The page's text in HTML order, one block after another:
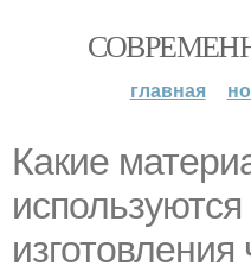
главная
Какие